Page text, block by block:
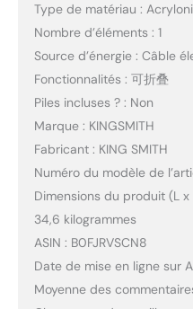
Type de matériau :
Nombre d’éléments : 1
Source d’énergie : Câble
Fonctionnalités : 可折叠
Piles incluses ? : Non
Marque : KINGSMITH
Fabricant : KING SMITH
Numéro du modèle de
Dimensions du produit (L
34,6 kilogrammes
ASIN : B0FJRVSCN8
Date de mise en ligne sur
Moyenne des